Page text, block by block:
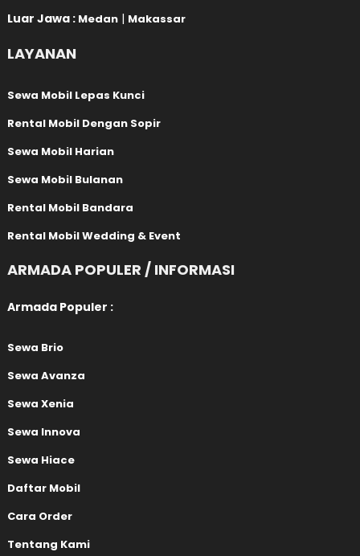
Luar Jawa : Medan | Makassar
LAYANAN
Sewa Mobil Lepas Kunci
Rental Mobil Dengan Sopir
Sewa Mobil Harian
Sewa Mobil Bulanan
Rental Mobil Bandara
Rental Mobil Wedding & Event
ARMADA POPULER / INFORMASI
Armada Populer :
Sewa Brio
Sewa Avanza
Sewa Xenia
Sewa Innova
Sewa Hiace
Daftar Mobil
Cara Order
Tentang Kami